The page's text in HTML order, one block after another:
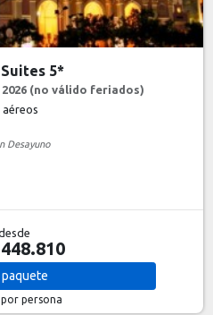
5*
(no válido feriados)
aéreos
Desayuno
paquete
por persona